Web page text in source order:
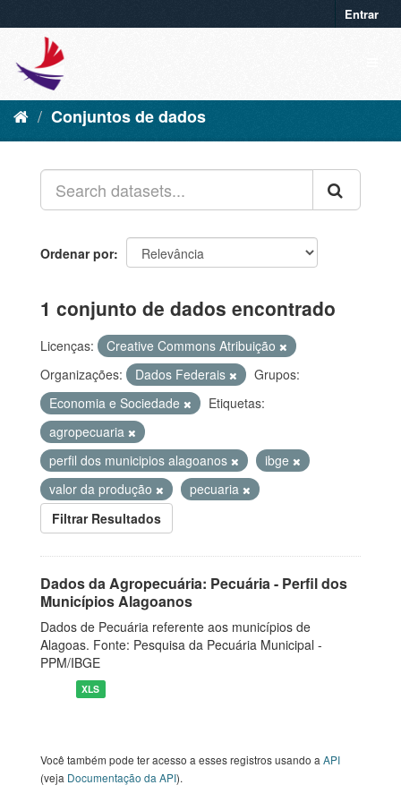
Entrar
Conjuntos de dados
Ordenar por
1 conjunto de dados encontrado
Licenças:
Creative Commons Atribuição
Organizações:
Dados Federais
Grupos:
Economia e Sociedade
Etiquetas:
agropecuaria
perfil dos municipios alagoanos
ibge
valor da produção
pecuaria
Filtrar Resultados
Dados da Agropecuária: Pecuária - Perfil dos
Municípios Alagoanos
Dados de Pecuária referente aos municípios de
Alagoas. Fonte: Pesquisa da Pecuária Municipal -
PPM/IBGE
XLS
Você também pode ter acesso a esses registros usando a API
(veja Documentação da API).